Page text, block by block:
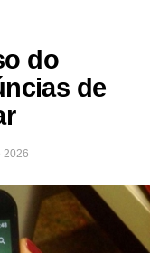
do
de
2026